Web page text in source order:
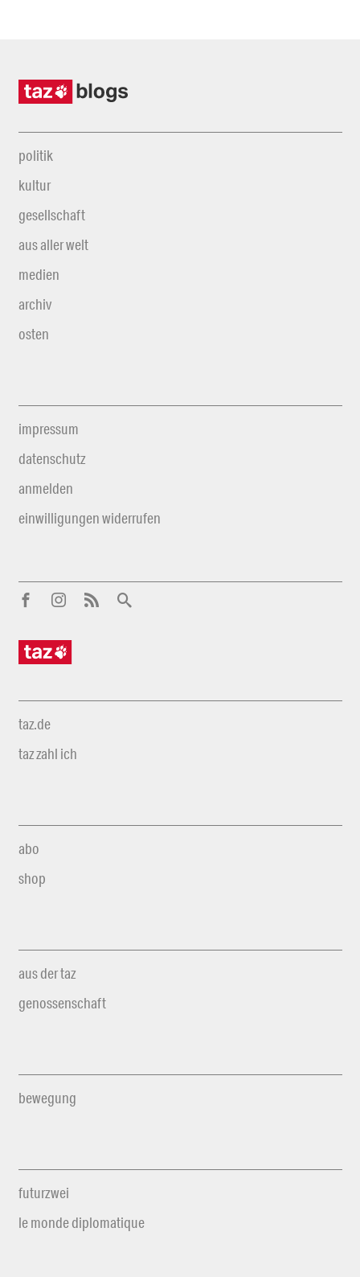
politik
kultur
gesellschaft
aus aller welt
medien
archiv
osten
impressum
datenschutz
anmelden
einwilligungen widerrufen
taz.de
taz zahl ich
abo
shop
aus der taz
genossenschaft
bewegung
futurzwei
le monde diplomatique